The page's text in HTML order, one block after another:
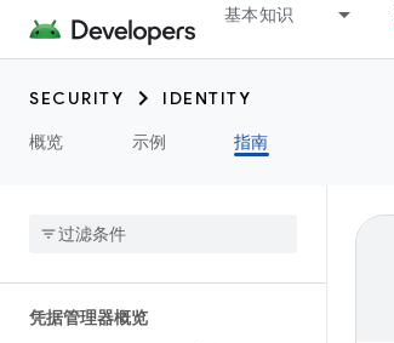
基本知识
SECURITY
IDENTITY
概览
示例 指南
凭据管理器概览